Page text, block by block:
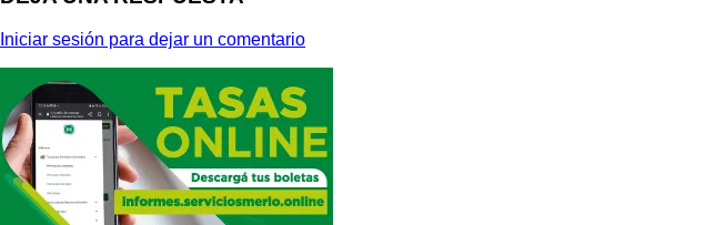
Iniciar sesión para dejar un comentario